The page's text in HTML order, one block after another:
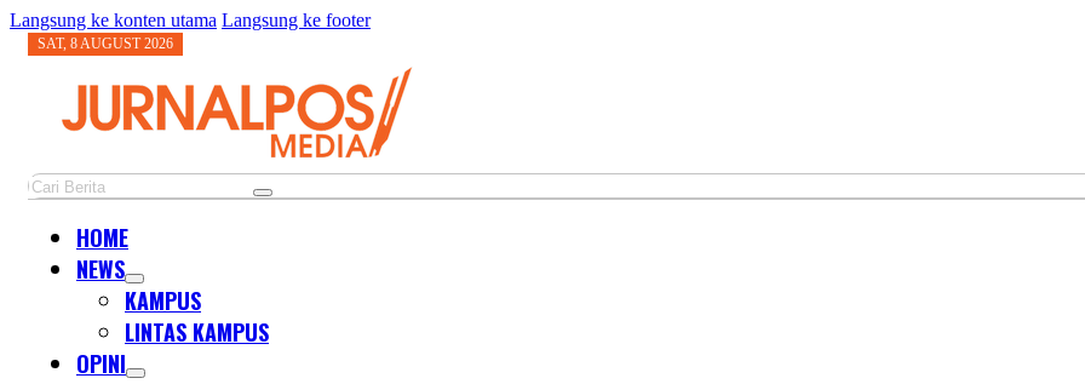
Langsung ke konten utama Langsung ke footer
SAT, 8 AUGUST 2026
Cari
HOME
NEWS
KAMPUS
LINTAS KAMPUS
OPINI